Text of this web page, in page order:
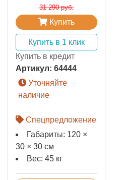
31 290 руб.
Купить
Купить в 1 клик
Купить в кредит
Артикул: 64444
Уточняйте
наличие
Спецпредложение
Габариты: 120 ×
30 × 30 см
Вес: 45 кг